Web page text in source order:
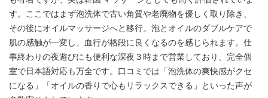
す。ここではまず泡洗体で古い角質や老廃物を優しく取り除き、
その後にオイルマッサージへと移行。泡とオイルのダブルケアで
肌の感触が一変し、血行が格段に良くなるのを感じられます。仕
事終わりの夜遊びにも便利な深夜３時まで営業しており、完全個
室で日本語対応も万全です。口コミでは「泡洗体の爽快感がクセ
になる」「オイルの香りで心もリラックスできる」といった声が